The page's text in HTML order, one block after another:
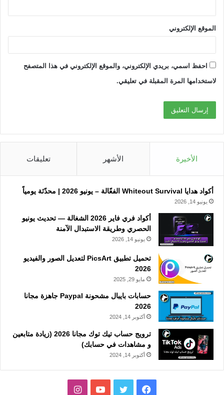
الموقع الإلكتروني
احفظ اسمي، بريدي الإلكتروني، والموقع الإلكتروني في هذا المتصفح
لاستخدامها المرة المقبلة في تعليقي.
الأخيرة الأشهر تعليقات
أكواد هدايا Whiteout Survival الفعّالة – يونيو 2026 | محدّثة يومياً
يونيو 14, 2026
أكواد فري فاير 2026 الشغالة — تحديث يونيو
الحصري وطريقة الاستبدال الآمنة
يونيو 14, 2026
تحميل تطبيق PicsArt لتعديل الصور والفيديو
2026
مايو 29, 2025
حسابات بايبال مشحونة Paypal جاهزة مجانا
2026
أكتوبر 14, 2024
ترويج حساب تيك توك مجانا 2026 (زيادة متابعين
و مشاهدات في حسابك)
أكتوبر 14, 2024
فيسبوك تويتر يوتيوبانستقرام